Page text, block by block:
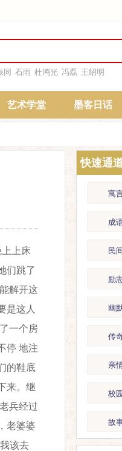
同 石雨 杜鸿光 冯磊 王绍明
艺术学堂 墨客日话
上床
们跳了
解开这
是这人
一个房
停 地注
的鞋底
来。继
兵经过
老婆婆
该去
快速通
寓
成
民
励
幽
传
亲
校
故